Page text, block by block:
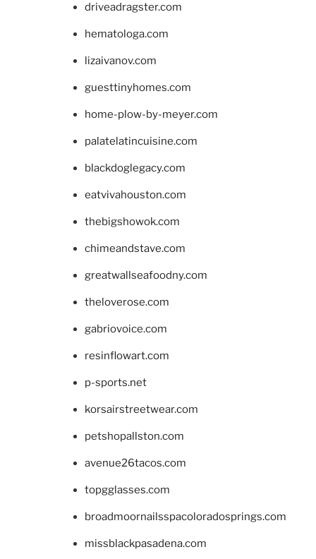
driveadragster.com
hematologa.com
lizaivanov.com
guesttinyhomes.com
home-plow-by-meyer.com
palatelatincuisine.com
blackdoglegacy.com
eatvivahouston.com
thebigshowok.com
chimeandstave.com
greatwallseafoodny.com
theloverose.com
gabriovoice.com
resinflowart.com
p-sports.net
korsairstreetwear.com
petshopallston.com
avenue26tacos.com
topgglasses.com
broadmoornailsspacoloradosprings.com
missblackpasadena.com